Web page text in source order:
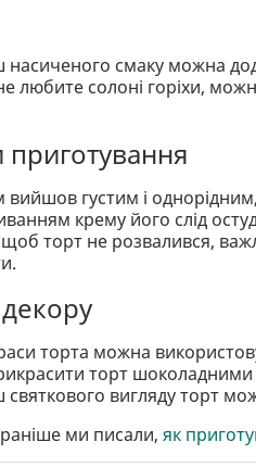
насиченого смаку можна
любите солоні горіхи,
приготування
густим і
крему його слід
торт не розвалився,
декору
торта можна
торт шоколадними
святкового вигляду торт
ми писали, як